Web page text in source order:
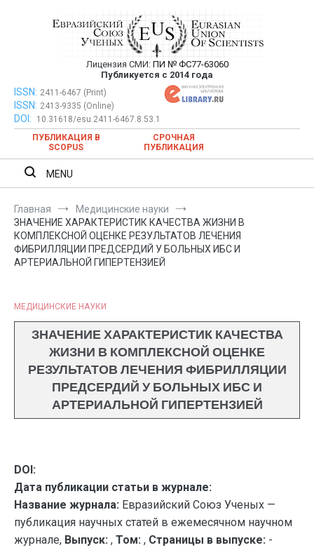
Евразийский Союз Ученых —
публикация научных статей в
ежемесячном научном журнале
Лицензия СМИ: ПИ № ФС77-63060
Публикуется с 2014 года
Евразийский Союз Ученых — публикация научных статей в
ежемесячном научном журнале
ISSN: 2411-6467 (Print)
ISSN: 2413-9335 (Online)
DOI:
10.31618/esu.2411-6467.8.53.1
ПУБЛИКАЦИЯ В
SCOPUS
СРОЧНАЯ
ПУБЛИКАЦИЯ
MENU
Главная
Медицинские науки
ЗНАЧЕНИЕ ХАРАКТЕРИСТИК КАЧЕСТВА ЖИЗНИ В
КОМПЛЕКСНОЙ ОЦЕНКЕ РЕЗУЛЬТАТОВ ЛЕЧЕНИЯ
ФИБРИЛЛЯЦИИ ПРЕДСЕРДИЙ У БОЛЬНЫХ ИБС И
АРТЕРИАЛЬНОЙ ГИПЕРТЕНЗИЕЙ
МЕДИЦИНСКИЕ НАУКИ
ЗНАЧЕНИЕ ХАРАКТЕРИСТИК КАЧЕСТВА
ЖИЗНИ В КОМПЛЕКСНОЙ ОЦЕНКЕ
РЕЗУЛЬТАТОВ ЛЕЧЕНИЯ ФИБРИЛЛЯЦИИ
ПРЕДСЕРДИЙ У БОЛЬНЫХ ИБС И
АРТЕРИАЛЬНОЙ ГИПЕРТЕНЗИЕЙ
DOI:
Дата публикации статьи в журнале:
Название журнала: Евразийский Союз Ученых —
публикация научных статей в ежемесячном научном
журнале, Выпуск: , Том: , Страницы в выпуске: -